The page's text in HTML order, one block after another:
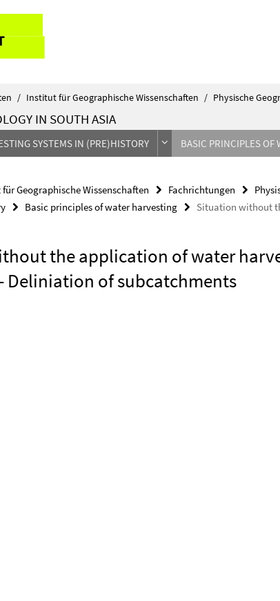
/ Institut für Geographische Wissenschaften / Physische
IN SOUTH ASIA
SYSTEMS IN (PRE)HISTORY BASIC PRINCIPLES OF
Geographische Wissenschaften Fachrichtungen
Basic principles of water harvesting Situation without
the application of water
Deliniation of subcatchments